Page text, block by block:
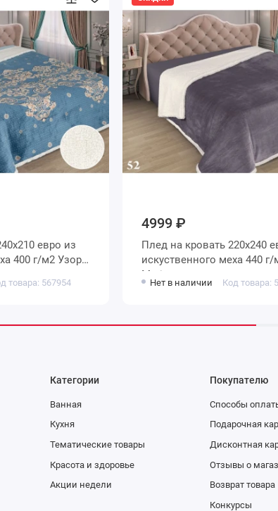
товара: 567954
4999 ₽
Плед на кровать 220х240 евро из
искуственного меха 440 г/м2
Marianna
Нет в наличии Код товара:
Категории
Ванная
Кухня
Тематические товары
Красота и здоровье
Акции недели
Покупателю
Способы
Подарочная
Дисконтная
Отзывы о
Возврат товара
Конкурсы